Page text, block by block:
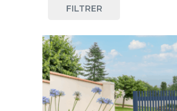
Moyen
FILTRER